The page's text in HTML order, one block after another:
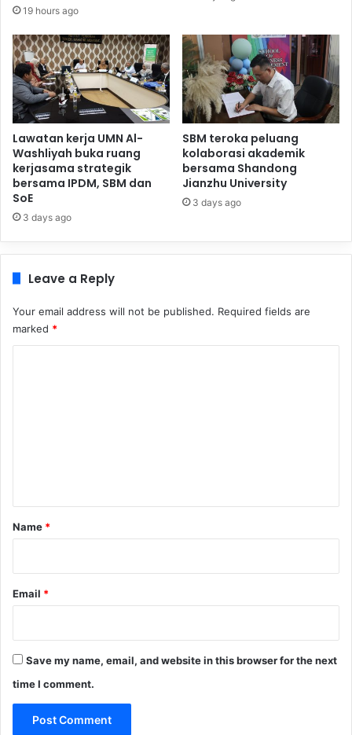
19 hours ago
Lawatan kerja UMN Al-
Washliyah buka ruang
kerjasama strategik
bersama IPDM, SBM dan
SoE
3 days ago
SBM teroka peluang
kolaborasi akademik
bersama Shandong
Jianzhu University
3 days ago
Leave a Reply
Your email address will not be published. Required fields are
marked *
*
Name *
Email *
Save my name, email, and website in this browser for the next
time I comment.